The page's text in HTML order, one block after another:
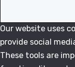
Our website uses
provide social
These tools are